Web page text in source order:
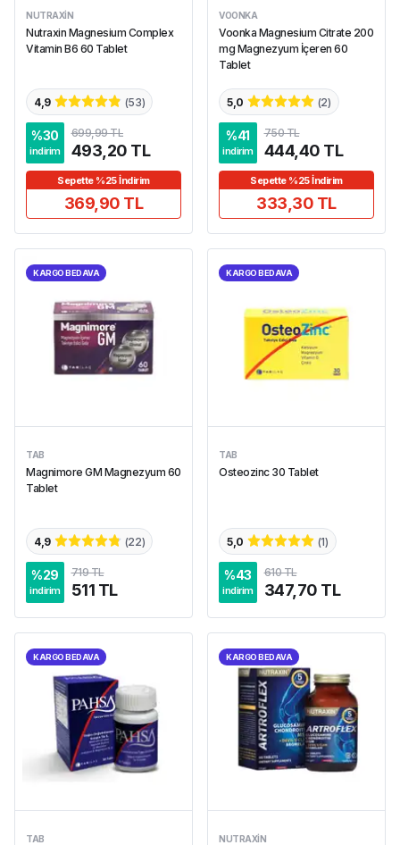
NUTRAXIN
Nutraxin Magnesium Complex
Vitamin B6 60 Tablet
4,9 (53)
%30
indirim
699,99 TL
493,20 TL
Sepette %25 İndirim
369,90 TL
VOONKA
Voonka Magnesium Citrate 200
mg Magnezyum İçeren 60
Tablet
5,0 (2)
%41
indirim
750 TL
444,40 TL
Sepette %25 İndirim
333,30 TL
KARGO BEDAVA
TAB
Magnimore GM Magnezyum 60
Tablet
4,9 (22)
%29
indirim
719 TL
511 TL
KARGO BEDAVA
TAB
Osteozinc 30 Tablet
5,0 (1)
%43
indirim
610 TL
347,70 TL
KARGO BEDAVA
TAB
KARGO BEDAVA
NUTRAXIN